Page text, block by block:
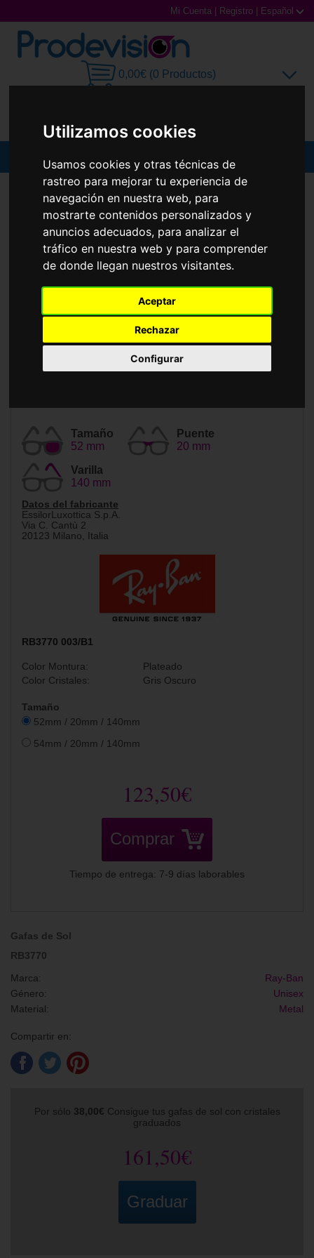
Utilizamos cookies
Usamos cookies y otras técnicas de
rastreo para mejorar tu experiencia de
navegación en nuestra web, para
mostrarte contenidos personalizados y
anuncios adecuados, para analizar el
tráfico en nuestra web y para comprender
de donde llegan nuestros visitantes.
Aceptar
Rechazar
Configurar
Mi Cuenta Registro Español
0,00€ (0 Productos)
Gafas de Sol
Gafas Graduadas
Gafas Deportivas
Lentillas
Accesorios
RAY-BAN
Nuevo
Tamaño
52 mm
Puente
20 mm
Varilla
140 mm
Datos del fabricante
EssilorLuxottica S.p.A.
Via C. Cantù 2
20123 Milano, Italia
RB3770 003/B1
Color Montura:
Plateado
Color Cristales:
Gris Oscuro
Tamaño
52mm / 20mm / 140mm
54mm / 20mm / 140mm
123,50€
Comprar
Tiempo de entrega: 7-9 días laborables
Gafas de Sol
RB3770
Marca:
Ray-Ban
Género:
Unisex
Material:
Metal
Compartir en:
Por sólo 38,00€ Consigue tus gafas de sol con cristales
graduados
161,50€
Graduar